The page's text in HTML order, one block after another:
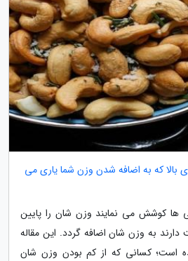
بالا که به اضافه شدن وزن شما یاری می
کوشش می نمایند وزن شان را پایین
به وزن شان اضافه گردد. این مقاله
است؛ کسانی که از کم بودن وزن شان